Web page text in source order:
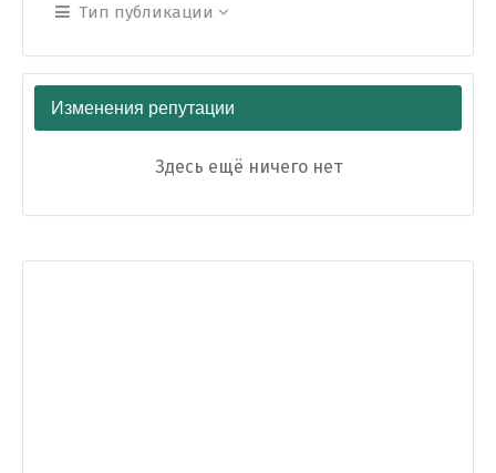
Тип публикации
Изменения репутации
Здесь ещё ничего нет